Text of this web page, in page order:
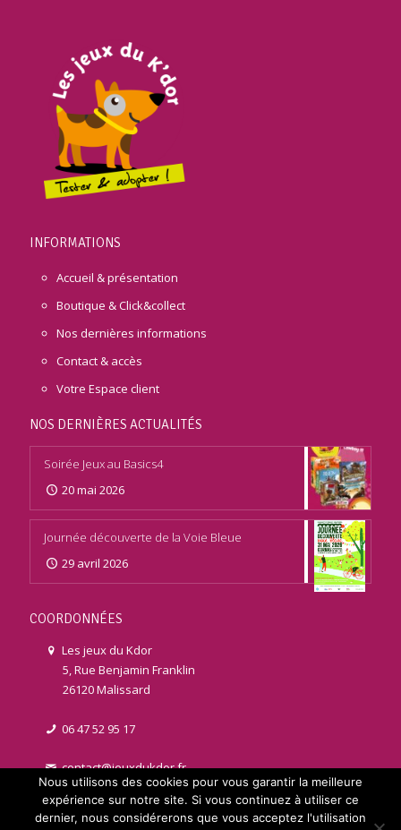
INFORMATIONS
Accueil & présentation
Boutique & Click&collect
Nos dernières informations
Contact & accès
Votre Espace client
NOS DERNIÈRES ACTUALITÉS
Soirée Jeux au Basics4
20 mai 2026
Journée découverte de la Voie Bleue
29 avril 2026
COORDONNÉES
Les jeux du Kdor
5, Rue Benjamin Franklin
26120 Malissard
06 47 52 95 17
contact@jeuxdukdor.fr
Nous utilisons des cookies pour vous garantir la meilleure
expérience sur notre site. Si vous continuez à utiliser ce
dernier, nous considérerons que vous acceptez l'utilisation